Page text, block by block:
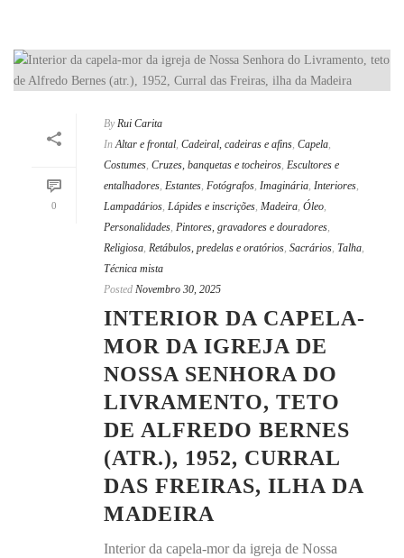
0
By Rui Carita
In Altar e frontal, Cadeiral, cadeiras e afins, Capela,
Costumes, Cruzes, banquetas e tocheiros, Escultores e
entalhadores, Estantes, Fotógrafos, Imaginária, Interiores,
Lampadários, Lápides e inscrições, Madeira, Óleo,
Personalidades, Pintores, gravadores e douradores,
Religiosa, Retábulos, predelas e oratórios, Sacrários, Talha,
Técnica mista
Posted Novembro 30, 2025
INTERIOR DA CAPELA-
MOR DA IGREJA DE
NOSSA SENHORA DO
LIVRAMENTO, TETO
DE ALFREDO BERNES
(ATR.), 1952, CURRAL
DAS FREIRAS, ILHA DA
MADEIRA
Interior da capela-mor da igreja de Nossa